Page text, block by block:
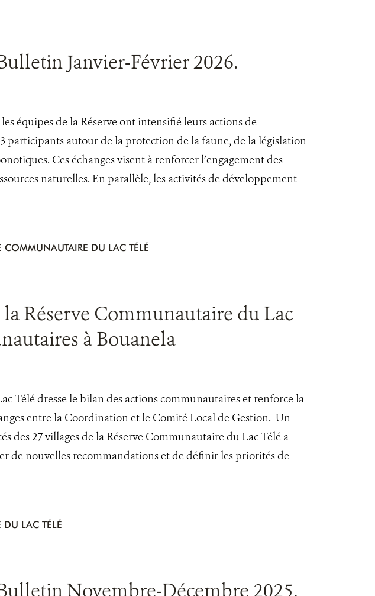
Janvier-Février 2026.
équipes de la Réserve ont intensifié leurs actions de
participants autour de la protection de la faune, de la législation
Ces échanges visent à renforcer l’engagement des
naturelles. En parallèle, les activités de développement
COMMUNAUTAIRE DU LAC TÉLÉ
Réserve Communautaire du Lac
à Bouanela
Télé dresse le bilan des actions communautaires et renforce la
entre la Coordination et le Comité Local de Gestion. Un
des 27 villages de la Réserve Communautaire du Lac Télé a
de nouvelles recommandations et de définir les priorités de
DU LAC TÉLÉ
Novembre-Décembre 2025.